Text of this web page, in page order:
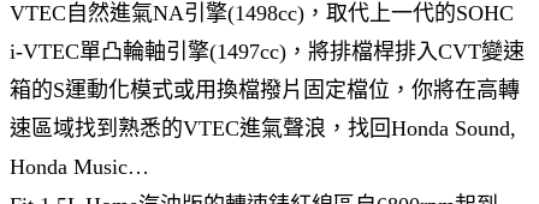
VTEC自然進氣NA引擎(1498cc)，取代上一代的SOHC
i-VTEC單凸輪軸引擎(1497cc)，將排檔桿排入CVT變速
箱的S運動化模式或用換檔撥片固定檔位，你將在高轉
速區域找到熟悉的VTEC進氣聲浪，找回Honda Sound,
Honda Music…